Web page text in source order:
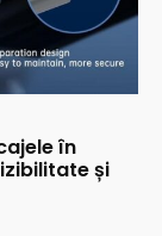
în
și